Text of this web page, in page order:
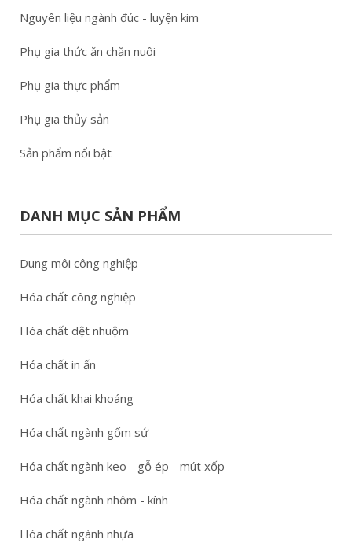
Nguyên liệu ngành đúc - luyện kim
Phụ gia thức ăn chăn nuôi
Phụ gia thực phẩm
Phụ gia thủy sản
Sản phẩm nổi bật
DANH MỤC SẢN PHẨM
Dung môi công nghiệp
Hóa chất công nghiệp
Hóa chất dệt nhuộm
Hóa chất in ấn
Hóa chất khai khoáng
Hóa chất ngành gốm sứ
Hóa chất ngành keo - gỗ ép - mút xốp
Hóa chất ngành nhôm - kính
Hóa chất ngành nhựa